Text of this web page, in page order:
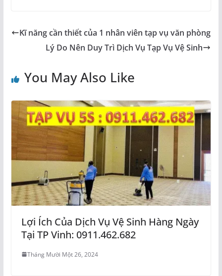
Kĩ năng cần thiết của 1 nhân viên tạp vụ văn phòng
Lý Do Nên Duy Trì Dịch Vụ Tạp Vụ Vệ Sinh
You May Also Like
Lợi Ích Của Dịch Vụ Vệ Sinh Hàng Ngày
Tại TP Vinh: 0911.462.682
Tháng Mười Một 26, 2024